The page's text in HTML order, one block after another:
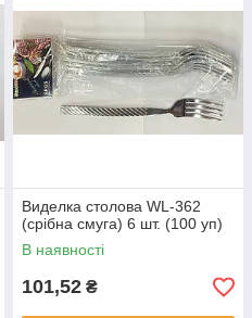
Виделка столова WL-362
(срібна смуга) 6 шт. (100 уп)
В наявності
101,52 ₴